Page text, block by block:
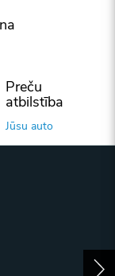
Preču
atbilstība
Jūsu auto